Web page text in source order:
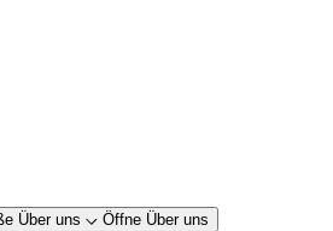
Über uns Öffne Über uns